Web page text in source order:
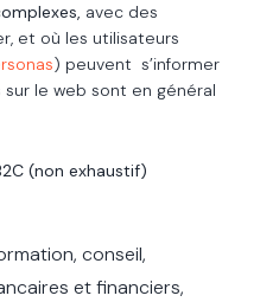
avec des
et où les utilisateurs
) peuvent s’informer
le web sont en général
(non exhaustif)
conseil,
et financiers,